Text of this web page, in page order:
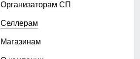
Организаторам СП
Селлерам
Магазинам